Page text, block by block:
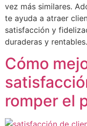
vez más similares.
te ayuda a atraer
satisfacción y
duraderas y
Cómo
romper el